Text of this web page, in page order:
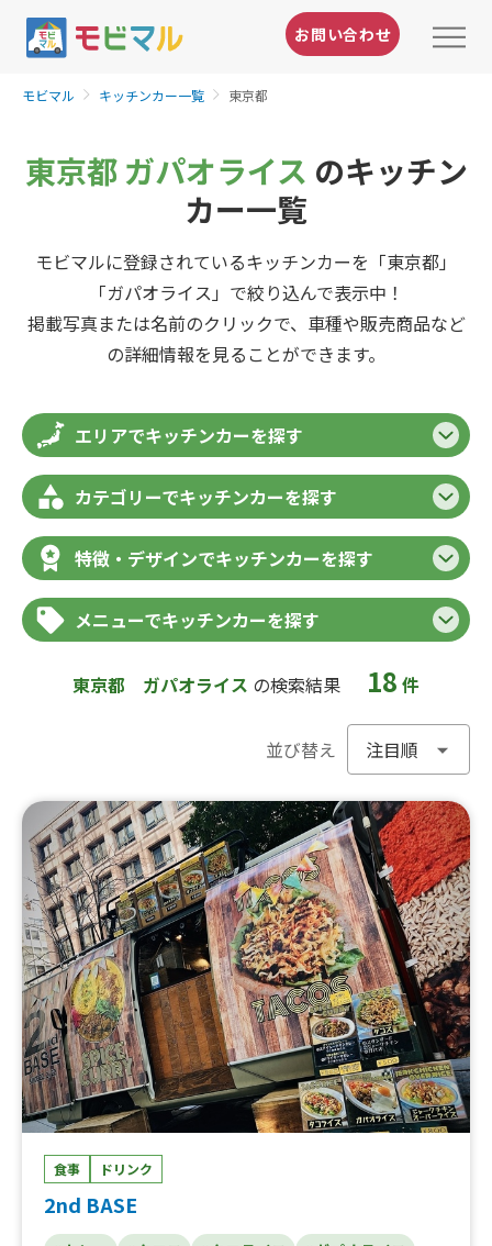
お問い合わせ
モビマル キッチンカー一覧 東京都
東京都 ガパオライス のキッチン
カー一覧
モビマルに登録されているキッチンカーを「東京都」
「ガパオライス」で絞り込んで表示中！
掲載写真または名前のクリックで、車種や販売商品など
の詳細情報を見ることができます。
エリアでキッチンカーを探す
カテゴリーでキッチンカーを探す
特徴・デザインでキッチンカーを探す
メニューでキッチンカーを探す
東京都 ガパオライス の検索結果 18 件
並び替え
食事 ドリンク
2nd BASE